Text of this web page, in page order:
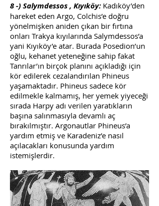
8 -) Salymdessos , Kıyıköy: Kadıköy’den
hareket eden Argo, Colchis’e doğru
yönelmişken aniden çıkan bir fırtına
onları Trakya kıyılarında Salymdessos’a
yani Kıyıköy’e atar. Burada Posedion’un
oğlu, kehanet yeteneğine sahip fakat
Tanrılar’ın birçok planını açıkladığı için
kör edilerek cezalandırılan Phineus
yaşamaktadır. Phineus sadece kör
edilmekle kalmamış, her yemek yiyeceği
sırada Harpy adı verilen yaratıkların
başına salınmasıyla devamlı aç
bırakılmıştır. Argonautlar Phineus’a
yardım etmiş ve Karadeniz’e nasıl
açılacakları konusunda yardım
istemişlerdir.